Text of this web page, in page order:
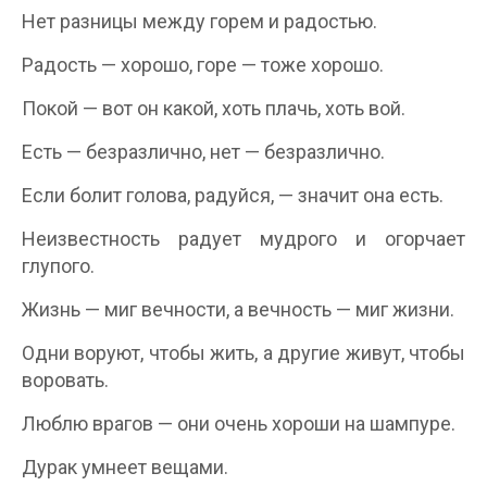
Нет разницы между горем и радостью.
Радость — хорошо, горе — тоже хорошо.
Покой — вот он какой, хоть плачь, хоть вой.
Есть — безразлично, нет — безразлично.
Если болит голова, радуйся, — значит она есть.
Неизвестность радует мудрого и огорчает
глупого.
Жизнь — миг вечности, а вечность — миг жизни.
Одни воруют, чтобы жить, а другие живут, чтобы
воровать.
Люблю врагов — они очень хороши на шампуре.
Дурак умнеет вещами.